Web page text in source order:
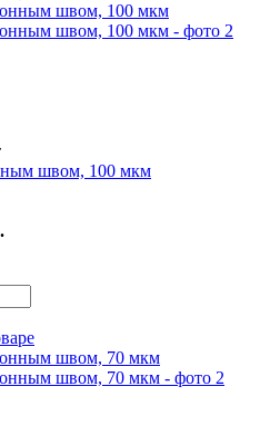
швом, 100 мкм